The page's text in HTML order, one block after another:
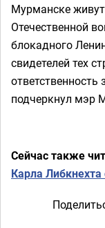
Мурманске живут
Отечественной
блокадного
свидетелей тех
ответственность
подчеркнул мэр
Сейчас также
Карла Либкнехта